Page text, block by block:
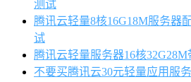
测试
腾讯云轻量8核16G18M服务器
试
腾讯云轻量服务器16核
不要买腾讯云30元轻量应用服